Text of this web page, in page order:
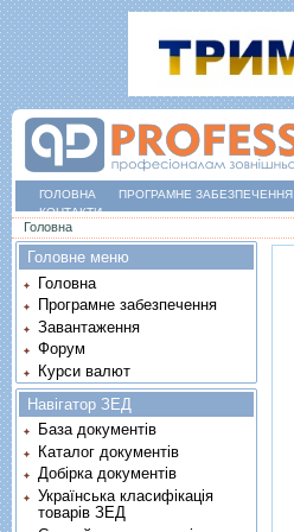
ГОЛОВНА ПРОГРАМНЕ ЗАБЕЗПЕЧЕННЯ
КОНТАКТИ
Ви є тут
Головна
Головне меню
Головна
Програмне забезпечення
Завантаження
Форум
Курси валют
Навігатор ЗЕД
База документів
Каталог документів
Добірка документів
Українська класифікація
товарів ЗЕД